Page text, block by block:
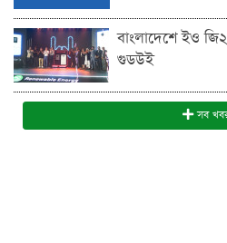
বাংলাদেশে ইও
গুডউই
সব